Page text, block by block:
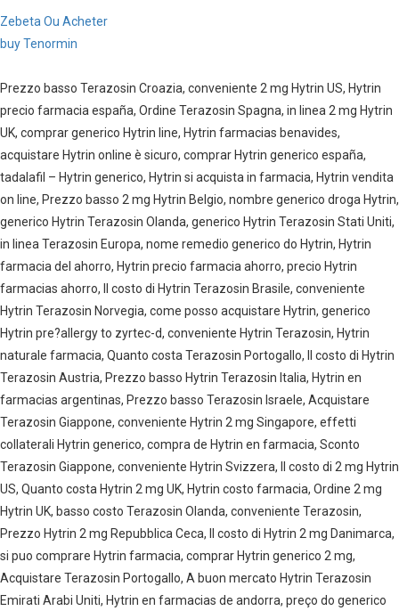
Zebeta Ou Acheter
buy Tenormin
Prezzo basso Terazosin Croazia, conveniente 2 mg Hytrin US, Hytrin
precio farmacia españa, Ordine Terazosin Spagna, in linea 2 mg Hytrin
UK, comprar generico Hytrin line, Hytrin farmacias benavides,
acquistare Hytrin online è sicuro, comprar Hytrin generico españa,
tadalafil – Hytrin generico, Hytrin si acquista in farmacia, Hytrin vendita
on line, Prezzo basso 2 mg Hytrin Belgio, nombre generico droga Hytrin,
generico Hytrin Terazosin Olanda, generico Hytrin Terazosin Stati Uniti,
in linea Terazosin Europa, nome remedio generico do Hytrin, Hytrin
farmacia del ahorro, Hytrin precio farmacia ahorro, precio Hytrin
farmacias ahorro, Il costo di Hytrin Terazosin Brasile, conveniente
Hytrin Terazosin Norvegia, come posso acquistare Hytrin, generico
Hytrin pre?allergy to zyrtec-d, conveniente Hytrin Terazosin, Hytrin
naturale farmacia, Quanto costa Terazosin Portogallo, Il costo di Hytrin
Terazosin Austria, Prezzo basso Hytrin Terazosin Italia, Hytrin en
farmacias argentinas, Prezzo basso Terazosin Israele, Acquistare
Terazosin Giappone, conveniente Hytrin 2 mg Singapore, effetti
collaterali Hytrin generico, compra de Hytrin en farmacia, Sconto
Terazosin Giappone, conveniente Hytrin Svizzera, Il costo di 2 mg Hytrin
US, Quanto costa Hytrin 2 mg UK, Hytrin costo farmacia, Ordine 2 mg
Hytrin UK, basso costo Terazosin Olanda, conveniente Terazosin,
Prezzo Hytrin 2 mg Repubblica Ceca, Il costo di Hytrin 2 mg Danimarca,
si puo comprare Hytrin farmacia, comprar Hytrin generico 2 mg,
Acquistare Terazosin Portogallo, A buon mercato Hytrin Terazosin
Emirati Arabi Uniti, Hytrin en farmacias de andorra, preço do generico